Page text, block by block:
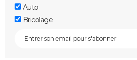
Auto
Bricolage